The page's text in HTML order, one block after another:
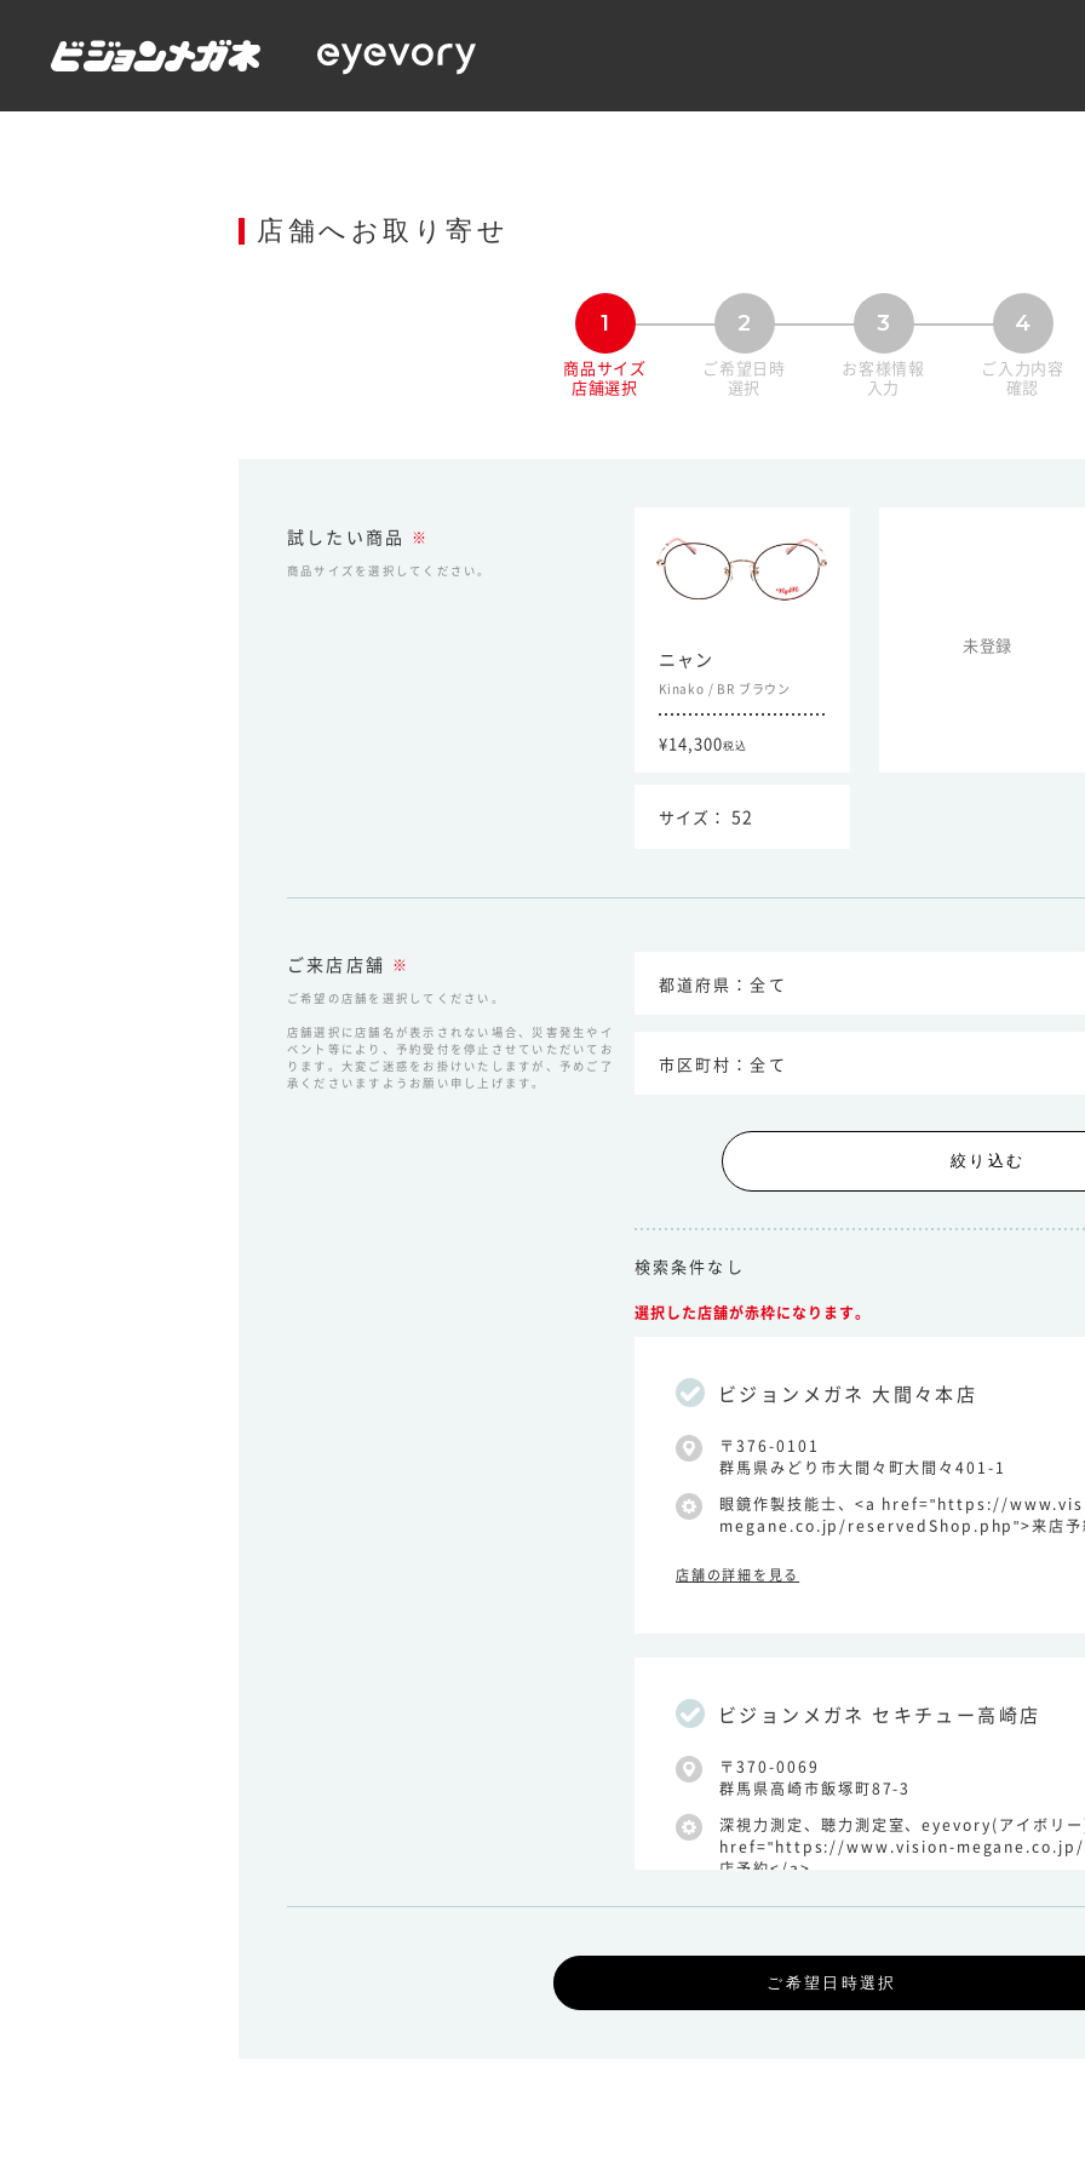
店舗へお取り寄せ
1
商品サイズ
店舗選択
2
ご希望日時
選択
3
お客様情報
入力
4
ご入力内容
確認
試したい商品 ※
商品サイズを選択してください。
ニャン
Kinako / BR ブラウン
¥14,300税込
未登録
52
ご来店店舗 ※
ご希望の店舗を選択してください。
店舗選択に店舗名が表示されない場合、災害発生やイ
ベント等により、予約受付を停止させていただいてお
ります。大変ご迷惑をお掛けいたしますが、予めご了
承くださいますようお願い申し上げます。
絞り込む
検索条件なし
選択した店舗が赤枠になります。
ビジョンメガネ 大間々本店
〒376-0101
群馬県みどり市大間々町大間々401-1
眼鏡作製技能士、<a href="https://
megane.co.jp/reservedShop.php">来店予
店舗の詳細を見る
ビジョンメガネ セキチュー高崎店
〒370-0069
群馬県高崎市飯塚町87-3
深視力測定、聴力測定室、eyevory(アイボリ
href="https://www.vision-megane.co.jp/
店予約</a>